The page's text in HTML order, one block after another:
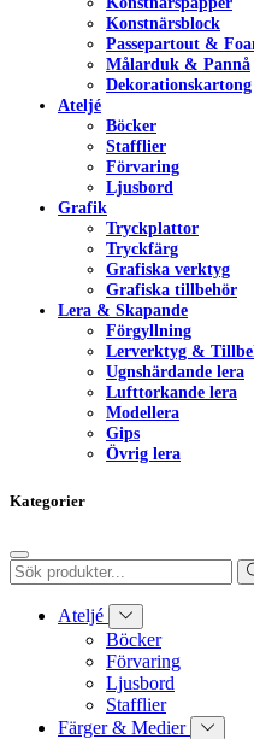
Konstnärsblock
Passepartout &
Målarduk & Pannå
Dekorationskartong
Ateljé
Böcker
Stafflier
Förvaring
Ljusbord
Grafik
Tryckplattor
Tryckfärg
Grafiska verktyg
Grafiska tillbehör
Lera & Skapande
Förgyllning
Lerverktyg &
Ugnshärdande lera
Lufttorkande lera
Modellera
Gips
Övrig lera
Kategorier
Ateljé
Böcker
Förvaring
Ljusbord
Stafflier
Färger & Medier